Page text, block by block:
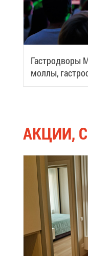
Га­стро­дво­ры
мол­лы,
дом
АК­ЦИИ,